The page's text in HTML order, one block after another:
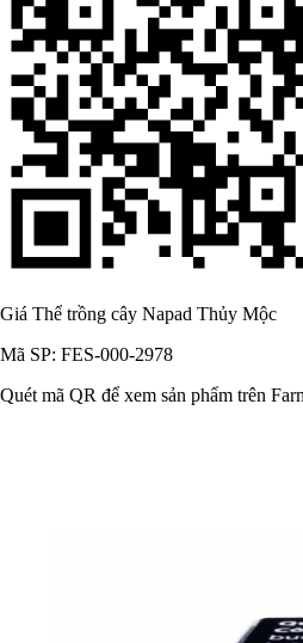
Giá Thể trồng cây Napad Thủy Mộc
Mã SP: FES-000-2978
Quét mã QR để xem sản phẩm trên